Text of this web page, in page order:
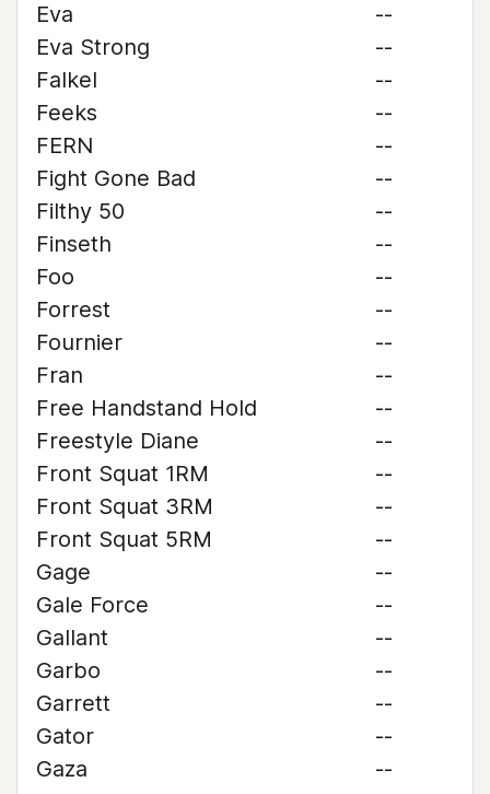
Eva
--
Eva Strong
--
Falkel
--
Feeks
--
FERN
--
Fight Gone Bad
--
Filthy 50
--
Finseth
--
Foo
--
Forrest
--
Fournier
--
Fran
--
Free Handstand Hold
--
Freestyle Diane
--
Front Squat 1RM
--
Front Squat 3RM
--
Front Squat 5RM
--
Gage
--
Gale Force
--
Gallant
--
Garbo
--
Garrett
--
Gator
--
Gaza
--